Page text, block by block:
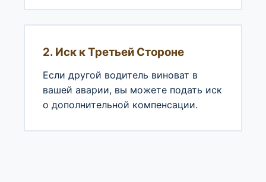
2. Иск к Третьей Стороне
Если другой водитель виноват в
вашей аварии, вы можете подать иск
о дополнительной компенсации.